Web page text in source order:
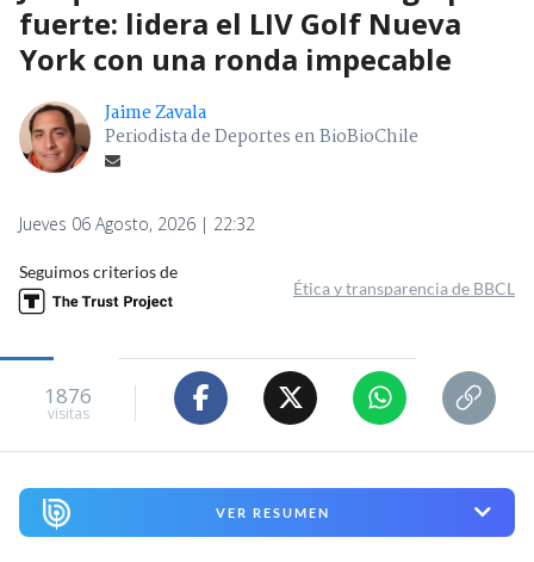
fuerte: lidera el LIV Golf Nueva
York con una ronda impecable
Jaime Zavala
Periodista de Deportes en BioBioChile
Jueves 06 Agosto, 2026 | 22:32
Seguimos criterios de
Ética y transparencia de BBCL
1876
visitas
VER RESUMEN